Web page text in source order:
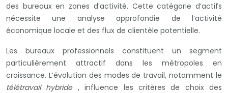
des bureaux en zones d’activité. Cette catégorie d’actifs
nécessite une analyse approfondie de l’activité
économique locale et des flux de clientèle potentielle.
Les bureaux professionnels constituent un segment
particulièrement attractif dans les métropoles en
croissance. L’évolution des modes de travail, notamment le
télétravail hybride , influence les critères de choix des